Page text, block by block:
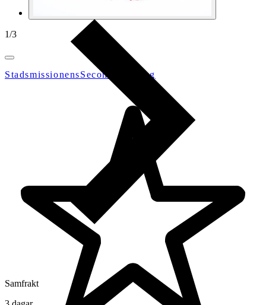
1/3
StadsmissionensSecondhandGbg
Samfrakt